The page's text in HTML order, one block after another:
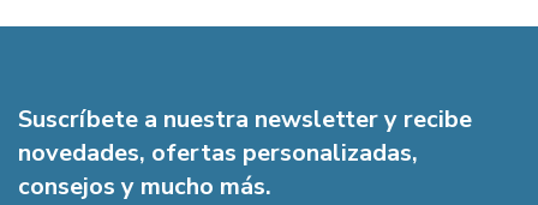
Suscríbete a nuestra newsletter y recibe
novedades, ofertas personalizadas,
consejos y mucho más.